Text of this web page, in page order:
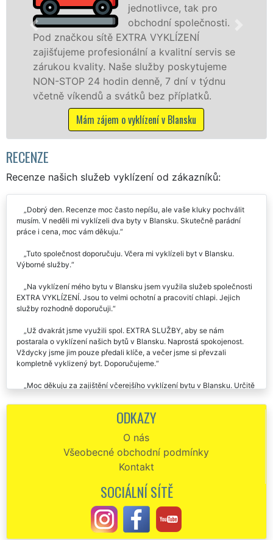
jednotlivce, tak pro
obchodní společnosti.
VYKLÍZENÍ
a kvalitní servis se
služby poskytujeme
denně, 7 dní v týdnu
bez příplatků.
o vyklízení v Blansku
v Blansku a okolí.
jak fyzickým, tak
zárukou kvalitně
STOP bez dalších
RECENZE
Recenze našich služeb vyklízení od zákazníků:
Dobrý den. Recenze moc často nepíšu, ale vaše kluky pochválit
musím. V neděli mi vyklízeli dva byty v Blansku. Skutečně parádní
práce i cena, moc vám děkuju.
Tuto společnost doporučuju. Včera mi vyklízeli byt v Blansku.
Výborné služby.
Na vyklízení mého bytu v Blansku jsem využila služeb společnosti
EXTRA VYKLÍZENÍ. Jsou to velmi ochotní a pracovití chlapi. Jejich
služby rozhodně doporučuji.
Už dvakrát jsme využili spol. EXTRA SLUŽBY, aby se nám
postarala o vyklízení našich bytů v Blansku. Naprostá spokojenost.
Vždycky jsme jim pouze předali klíče, a večer jsme si převzali
kompletně vyklizený byt. Doporučujeme.
Moc děkuju za zajištění včerejšího vyklízení bytu v Blansku. Určitě
s vaším pracovním nasazením i s cenou za vyklizení.
doporučuju. Využil jsem je na vyklízení bytu v Blansku a byl jsem
velmi spokojen. V případě potřeby je určitě využiju znova.
Musím pochválit tuto společnost, která se mi postarala o vyklízení
bytu v Blansku. Svoji práci perfektně ovládají, doporučuju.
Včera jsem na základě doporučení využila vyklízecích služeb této
společnosti. Zajišťovali mi vyklízení bytu 3 kk v Blansku. Kompletně
celý byt vyklidili za pár hodin. Dokonce po sobě i zametli. Jejich
ODKAZY
O nás
Všeobecné obchodní podmínky
Kontakt
SOCIÁLNÍ SÍTĚ